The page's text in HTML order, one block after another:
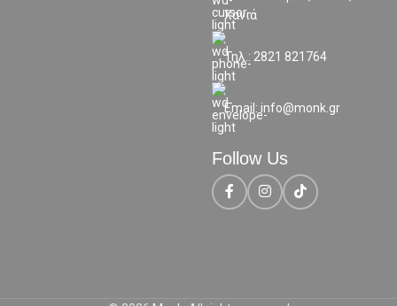
Χανιά
Τηλ.: 2821 821764
Email: info@monk.gr
Follow Us